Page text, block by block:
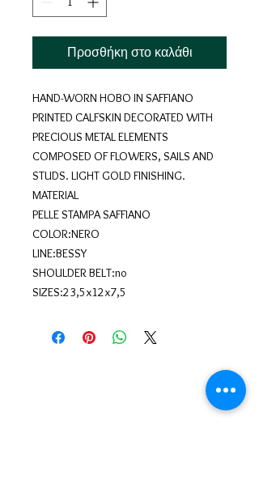
Προσθήκη στο καλάθι
HAND-WORN HOBO IN SAFFIANO
PRINTED CALFSKIN DECORATED WITH
PRECIOUS METAL ELEMENTS
COMPOSED OF FLOWERS, SAILS AND
STUDS. LIGHT GOLD FINISHING.
MATERIAL
PELLE STAMPA SAFFIANO
COLOR:NERO
LINE:BESSY
SHOULDER BELT:no
SIZES:23,5x12x7,5